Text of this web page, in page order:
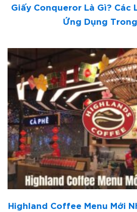
Giấy Conqueror Là Gì? Các
Ứng Dụng
Highland Coffee Menu Mới